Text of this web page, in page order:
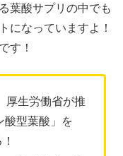
葉酸サプリの中でも
になっていますよ！
す！
厚生労働省が推
酸型葉酸」を